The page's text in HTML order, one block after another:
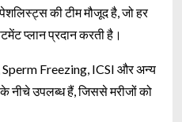
की टीम मौजूद है, जो हर
प्लान प्रदान करती है।
Freezing, ICSI और अन्य
नीचे उपलब्ध हैं, जिससे मरीजों को